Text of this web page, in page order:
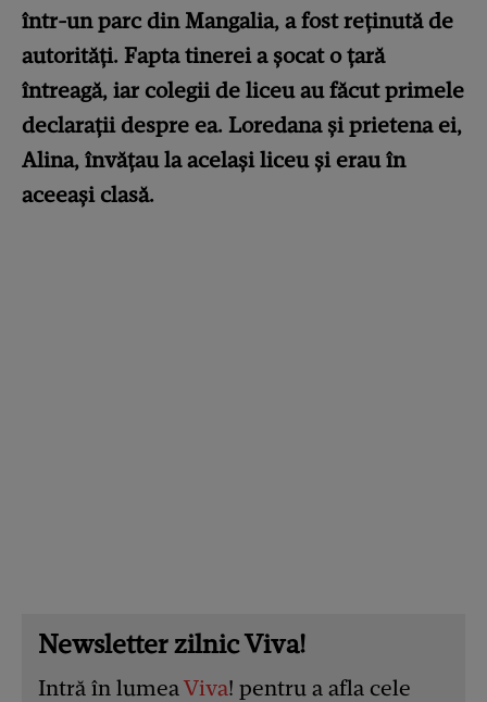
într-un parc din Mangalia, a fost reținută de
autorități. Fapta tinerei a șocat o țară
întreagă, iar colegii de liceu au făcut primele
declarații despre ea. Loredana și prietena ei,
Alina, învățau la același liceu și erau în
aceeași clasă.
Newsletter zilnic Viva!
Intră în lumeaViva! pentru a afla cele